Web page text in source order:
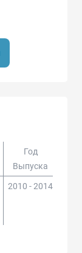
Год
Выпуска
2010 - 2014